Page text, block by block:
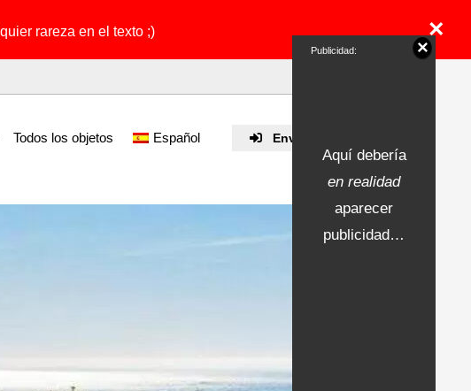
rareza en el texto ;) ×
Enviar propiedad
Todos los objetos Español
Publicidad:
Aquí debería
en realidad
aparecer
publicidad…
×